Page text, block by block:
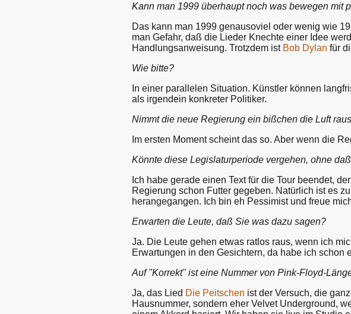
Kann man 1999 überhaupt noch was bewegen mit
Das kann man 1999 genausoviel oder wenig wie
man Gefahr, daß die Lieder Knechte einer Idee
Handlungsanweisung. Trotzdem ist Bob Dylan für
Wie bitte?
In einer parallelen Situation. Künstler können
als irgendein konkreter Politiker.
Nimmt die neue Regierung ein bißchen die Luft
Im ersten Moment scheint das so. Aber wenn die
Könnte diese Legislaturperiode vergehen, ohne
Ich habe gerade einen Text für die Tour beendet,
Regierung schon Futter gegeben. Natürlich ist es
herangegangen. Ich bin eh Pessimist und freue
Erwarten die Leute, daß Sie was dazu sagen?
Ja. Die Leute gehen etwas ratlos raus, wenn ich
Erwartungen in den Gesichtern, da habe ich
Auf "Korrekt" ist eine Nummer von Pink-Floyd-
Ja, das Lied Die Peitschen ist der Versuch, die
Hausnummer, sondern eher Velvet Underground,